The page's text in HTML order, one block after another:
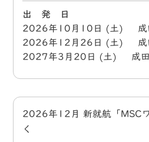
出 発 日
2026年10月10日 (土) 成
2026年12月26日 (土) 成
2027年3月20日 (土) 成田/
2026年12月 新就航「MSC
く